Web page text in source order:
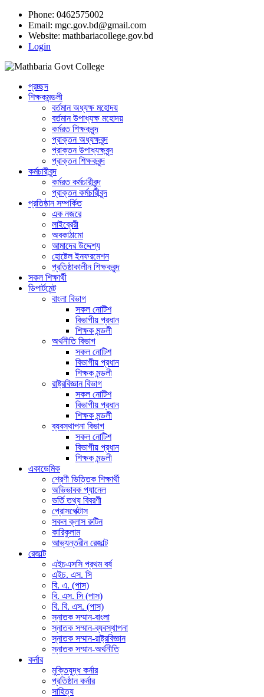
Phone: 0462575002
Email: mgc.gov.bd@gmail.com
Website: mathbariacollege.gov.bd
Login
প্রচ্ছদ
শিক্ষকমন্ডলী
বর্তমান অধ্যক্ষ মহোদয়
বর্তমান ‌উপাধ্যক্ষ মহোদয়
কর্মরত শিক্ষকবৃন্দ
প্রাক্তন অধ্যক্ষবৃন্দ
প্রাক্তন উপাধ্যক্ষবৃন্দ
প্রাক্তন শিক্ষকবৃন্দ
কর্মচারীবৃন্দ
কর্মরত কর্মচারীবৃন্দ
প্রাক্তন কর্মচারীবৃন্দ
প্রতিষ্ঠান সম্পর্কিত
এক নজরে
লাইব্রেরী
অবকাঠামো
আমাদের উদ্দেশ্য
হোষ্টেল ইনফরমেশন
প্রতিষ্ঠাকালীন শিক্ষকবৃন্দ
সকল শিক্ষার্থী
ডিপার্টমেন্ট
বাংলা বিভাগ
সকল নোটিশ
বিভাগীয় প্রধান
শিক্ষক মন্ডলী
অর্থনীতি বিভাগ
সকল নোটিশ
বিভাগীয় প্রধান
শিক্ষক মন্ডলী
রাষ্ট্রবিজ্ঞান বিভাগ
সকল নোটিশ
বিভাগীয় প্রধান
শিক্ষক মন্ডলী
ব্যবস্থাপনা বিভাগ
সকল নোটিশ
বিভাগীয় প্রধান
শিক্ষক মন্ডলী
একাডেমিক
শ্রেণী ভিত্তিক শিক্ষার্থী
অভিভাবক প্যানেল
ভর্তি তথ্য বিবরণী
প্রোসপেক্টাস
সকল ক্লাস রুটিন
কারিকুলাম
আভ্যন্তরীন রেজাল্ট
রেজাল্ট
এইচএসসি প্রথম বর্ষ
এইচ. এস. সি
বি. এ. (পাস)
বি. এস. সি (পাস)
বি. বি. এস. (পাস)
স্নাতক সম্মান-বাংলা
স্নাতক সম্মান-ব্যবস্থাপনা
স্নাতক সম্মান-রাষ্ট্রবিজ্ঞান
স্নাতক সম্মান-অর্থনীতি
কর্নার
মুক্তিযুদ্ধ কর্নার
প্রতিষ্ঠান কর্নার
সাহিত্য